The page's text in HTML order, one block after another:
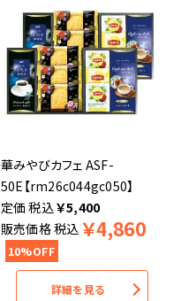
華みやびカフェ ASF-
50E【rm26c044gc050】
税込￥5,400
販売価格税込 ￥4,860
10%OFF
詳細を見る